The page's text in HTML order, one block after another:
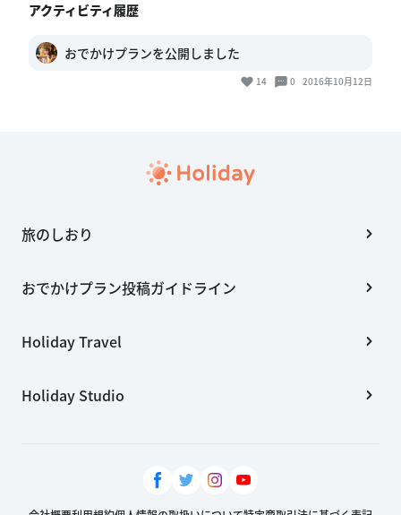
アクティビティ履歴
おでかけプランを公開しました
14 0 2016年10月12日
旅のしおり
おでかけプラン投稿ガイドライン
Holiday Travel
Holiday Studio